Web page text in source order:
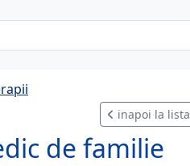
inapoi la lista
de familie